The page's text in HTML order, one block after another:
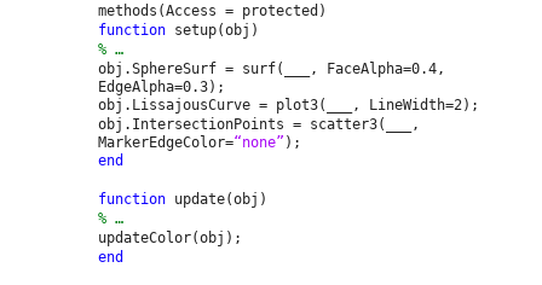
methods(Access = protected)
functionsetup(obj)
% …
obj.SphereSurf = surf(___, FaceAlpha=0.4,
EdgeAlpha=0.3);
obj.LissajousCurve = plot3(___, LineWidth=2);
obj.IntersectionPoints = scatter3(___,
MarkerEdgeColor=“none” );
end
functionupdate(obj)
% …
updateColor(obj);
end